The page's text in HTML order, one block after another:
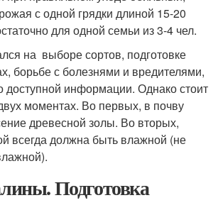
с одной грядки длиной 15-20
для одной семьи из 3-4 чел.
на выборе сортов, подготовке
борьбе с болезнями и вредителями,
доступной информации. Однако стоит
моментах. Во первых, в почву
древесной золы. Во вторых,
всегда должна быть влажной (не
Подготовка